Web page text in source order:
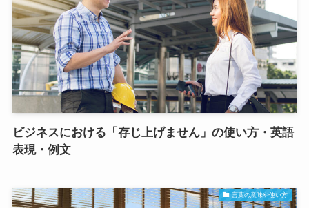
ビジネスにおける「存じ上げません」の使い方・英語
表現・例文
言葉の意味や使い方